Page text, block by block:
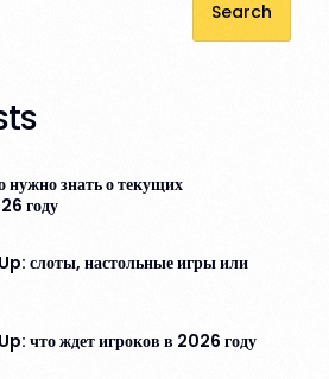
Search
знать о текущих
году
слоты, настольные игры или
что ждет игроков в 2026 году